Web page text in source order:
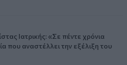
Ιατρικής: «Σε πέντε χρόνια
που αναστέλλει την εξέλιξη του